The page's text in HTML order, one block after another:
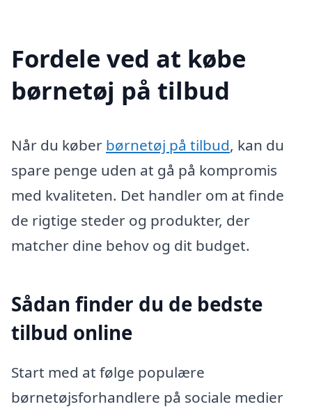
Fordele ved at købe
børnetøj på tilbud
Når du køber børnetøj på tilbud, kan du
spare penge uden at gå på kompromis
med kvaliteten. Det handler om at finde
de rigtige steder og produkter, der
matcher dine behov og dit budget.
Sådan finder du de bedste
tilbud online
Start med at følge populære
børnetøjsforhandlere på sociale medier